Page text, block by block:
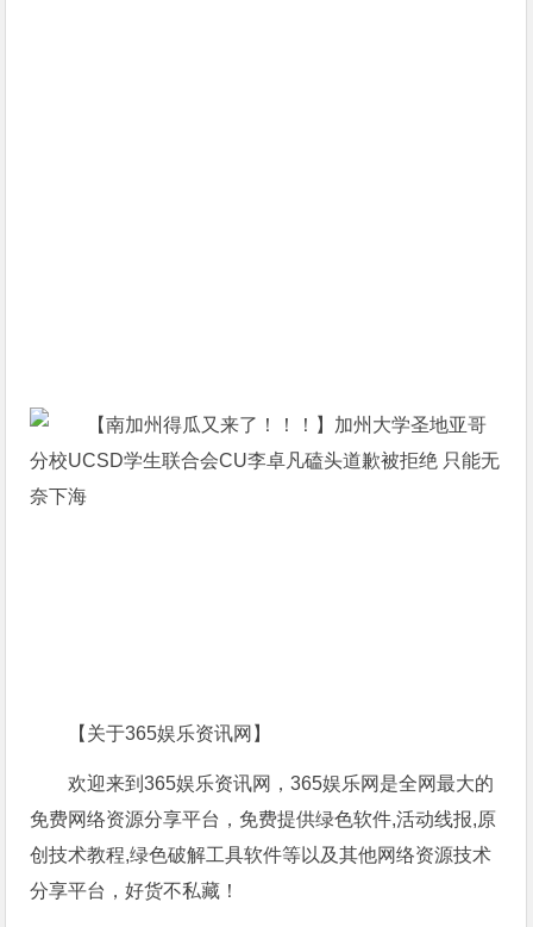
【关于365娱乐资讯网】
欢迎来到365娱乐资讯网，365娱乐网是全网最大的
免费网络资源分享平台，免费提供绿色软件,活动线报,原
创技术教程,绿色破解工具软件等以及其他网络资源技术
分享平台，好货不私藏！